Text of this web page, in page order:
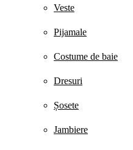
Veste
Pijamale
Costume de baie
Dresuri
Șosete
Jambiere